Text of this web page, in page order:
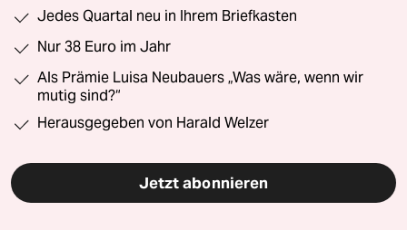
Jedes Quartal neu in Ihrem Briefkasten
Nur 38 Euro im Jahr
Als Prämie Luisa Neubauers „Was wäre, wenn wir
mutig sind?“
Herausgegeben von Harald Welzer
Jetzt abonnieren